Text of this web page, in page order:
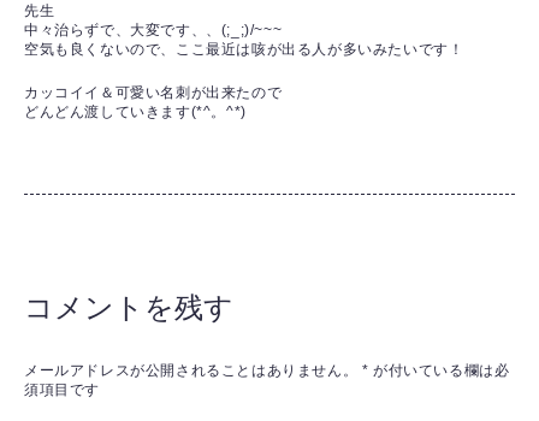
先生
中々治らずで、大変です、、(;_;)/~~~
空気も良くないので、ここ最近は咳が出る人が多いみたいです！
カッコイイ＆可愛い名刺が出来たので
どんどん渡していきます(*^。^*)
コメントを残す
メールアドレスが公開されることはありません。 * が付いている欄は必
須項目です